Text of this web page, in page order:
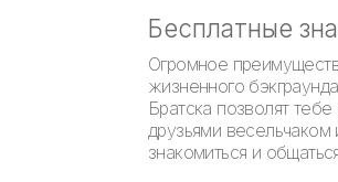
Бесплатные
Огромное
жизненного
Братска позволят
друзьями
знакомиться и